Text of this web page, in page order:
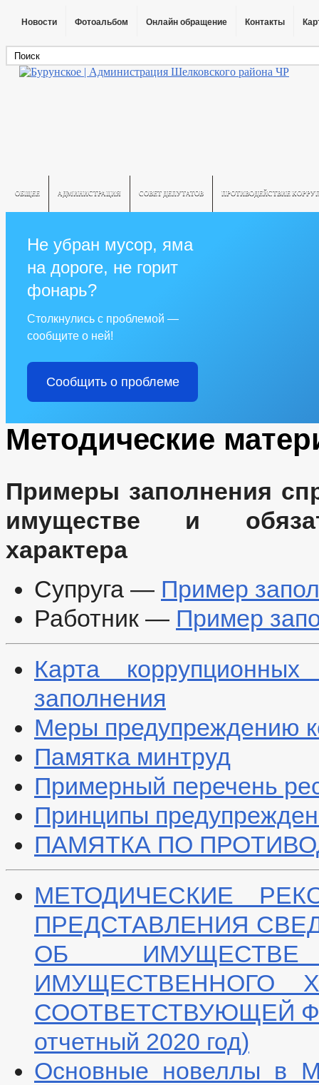
Новости Фотоальбом Онлайн обращение Контакты
ОБЩЕЕ АДМИНИСТРАЦИЯ СОВЕТ ДЕПУТАТОВ ПРОТИВОДЕЙСТВИЕ
Не убран мусор, яма
на дороге, не горит
фонарь?
Столкнулись с проблемой —
сообщите о ней!
Сообщить о проблеме
Методические
Примеры заполнения
имуществе и
характера
Супруга — Пример
Работник — Пример
Карта
заполнения
Меры предупреждению
Памятка минтруд
Примерный перечень
Принципы
ПАМЯТКА ПО
МЕТОДИЧЕСКИЕ
ПРЕДСТАВЛЕНИЯ
ОБ
ИМУЩЕСТВЕННОГО
СООТВЕТСТВУЮЩЕЙ
отчетный 2020 год)
Основные новеллы в